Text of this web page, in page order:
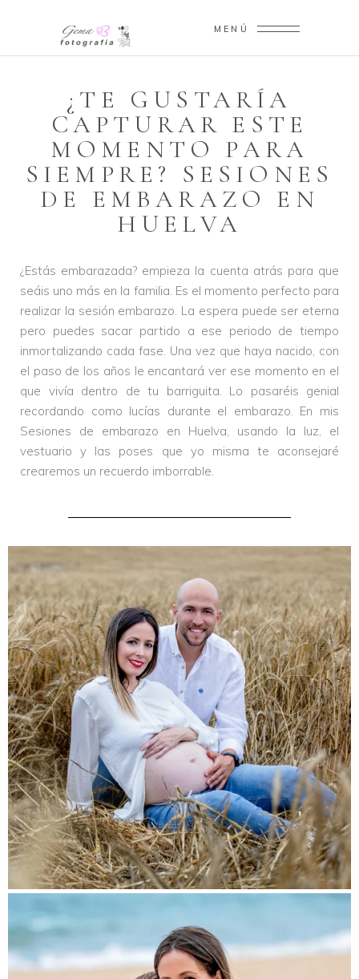
MENÚ
¿TE GUSTARÍA
CAPTURAR ESTE
MOMENTO PARA
SIEMPRE? SESIONES
DE EMBARAZO EN
HUELVA
¿Estás embarazada? empieza la cuenta atrás para que
seáis uno más en la familia. Es el momento perfecto para
realizar la sesión embarazo. La espera puede ser eterna
pero puedes sacar partido a ese periodo de tiempo
inmortalizando cada fase. Una vez que haya nacido, con
el paso de los años le encantará ver ese momento en el
que vivía dentro de tu barriguita. Lo pasaréis genial
recordando como lucías durante el embarazo. En mis
Sesiones de embarazo en Huelva, usando la luz, el
vestuario y las poses que yo misma te aconsejaré
crearemos un recuerdo imborrable.